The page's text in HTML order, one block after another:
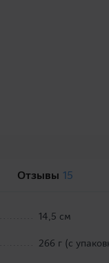
Отзывы 15
14,5 см
266 г (с